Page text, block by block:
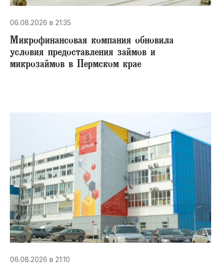
06.08.2026 в 21:35
Микрофинансовая компания обновила
условия предоставления займов и
микрозаймов в Пермском крае
06.08.2026 в 21:10